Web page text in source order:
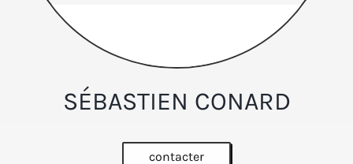
SÉBASTIEN CONARD
contacter